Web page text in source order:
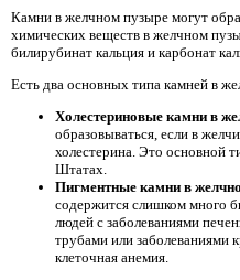
Камни в желчном пузыре могут
химических веществ в желчном
билирубинат кальция и карбонат
Есть два основных типа камней в
Холестериновые камни в
образовываться, если в
холестерина. Это основной
Штатах.
Пигментные камни в
содержится слишком много
людей с заболеваниями
трубами или заболеваниями
клеточная анемия.